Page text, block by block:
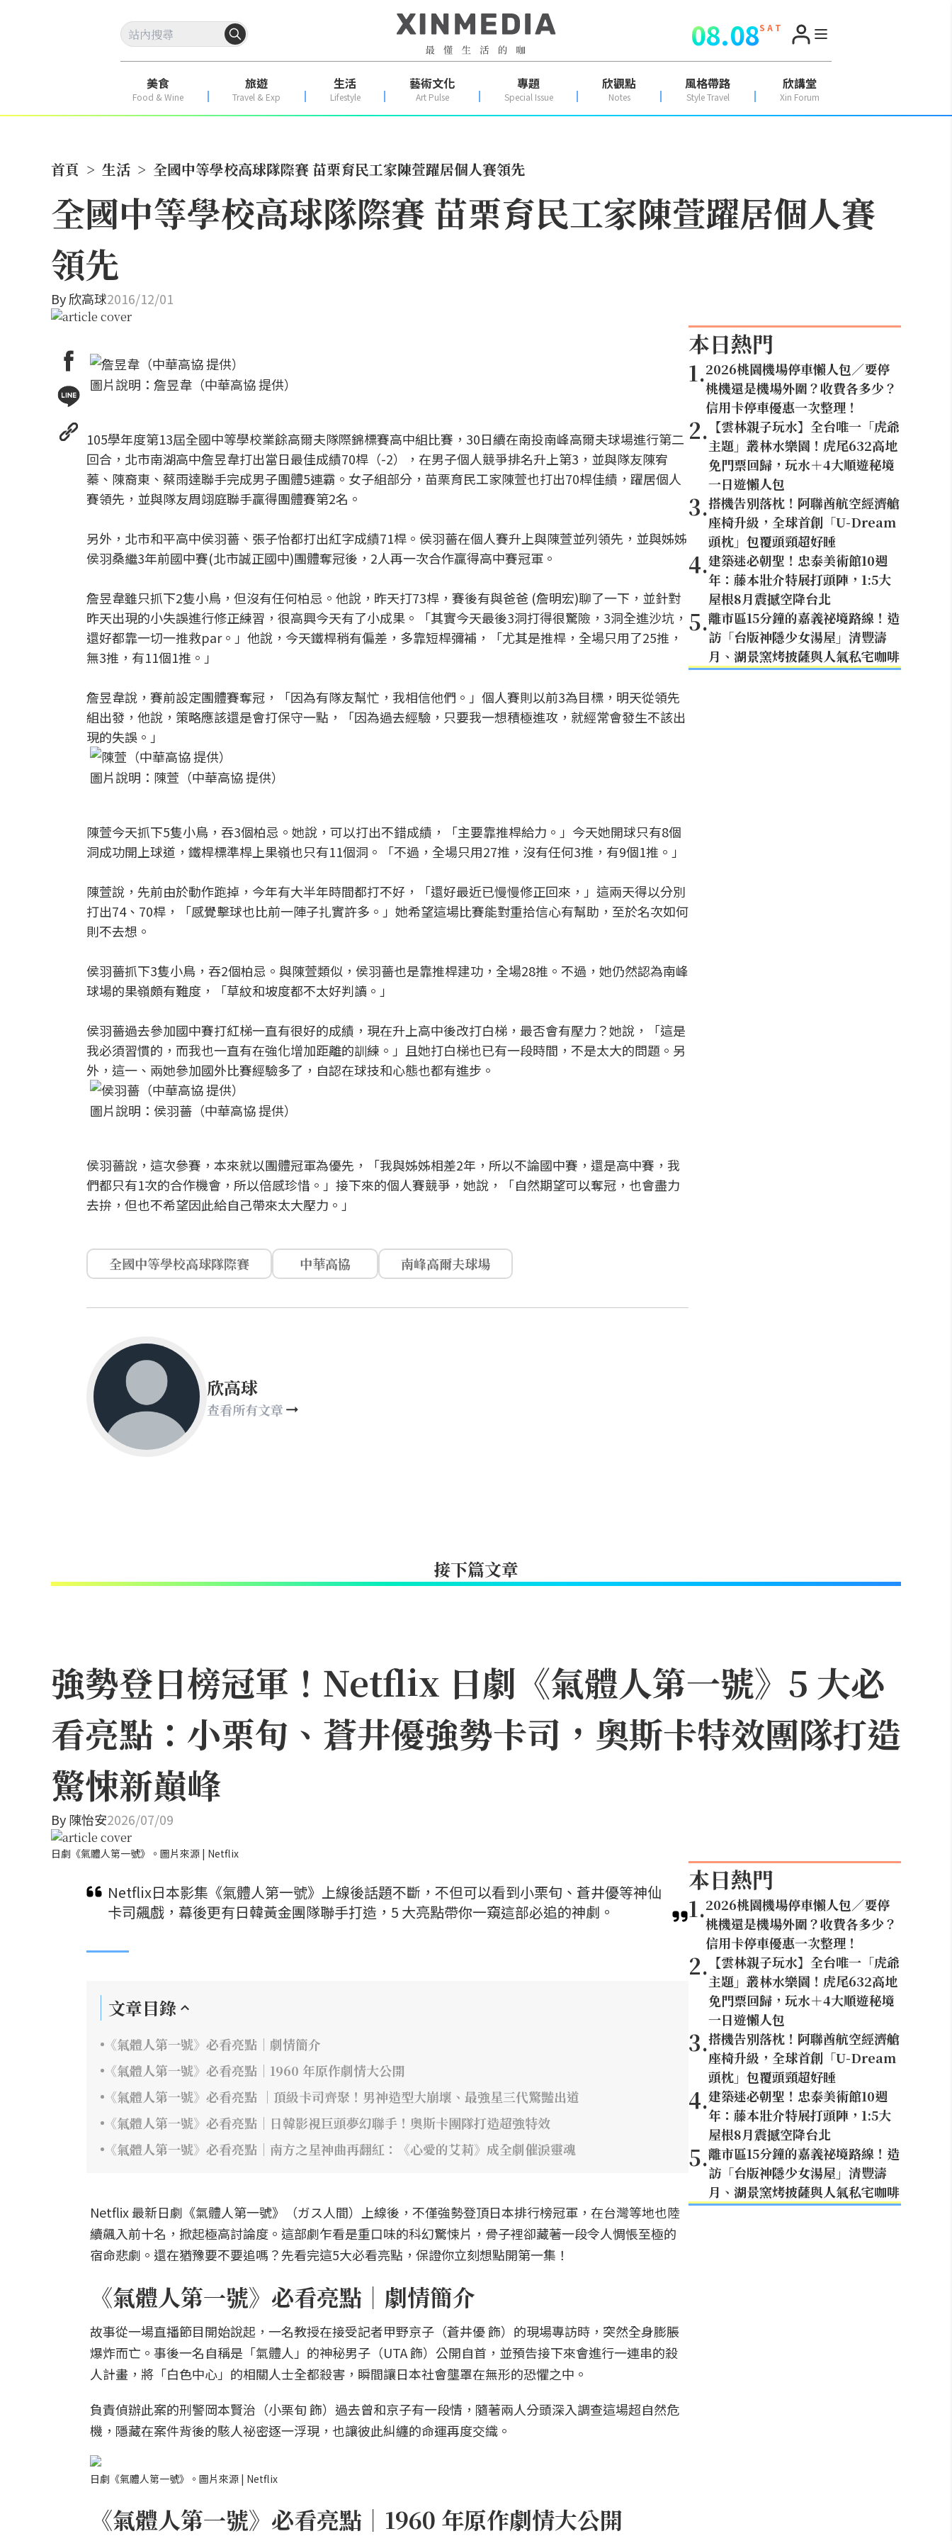
08.08S A T
美食
Food & Wine
旅遊
Travel & Exp
生活
Lifestyle
藝術文化
Art Pulse
專題
Special Issue
欣觀點
Notes
風格帶路
Style Travel
欣講堂
Xin Forum
首頁 > 生活 > 全國中等學校高球隊際賽 苗栗育民工家陳萱躍居個人賽領先
全國中等學校高球隊際賽 苗栗育民工家陳萱躍居個人賽
領先
By欣高球2016/12/01
圖片說明：詹昱韋（中華高協 提供）
105學年度第13屆全國中等學校業餘高爾夫隊際錦標賽高中組比賽，30日續在南投南峰高爾夫球場進行第二
回合，北市南湖高中詹昱韋打出當日最佳成績70桿（-2），在男子個人競爭排名升上第3，並與隊友陳宥
蓁、陳裔東、蔡雨達聯手完成男子團體5連霸。女子組部分，苗栗育民工家陳萱也打出70桿佳績，躍居個人
賽領先，並與隊友周翊庭聯手贏得團體賽第2名。
另外，北市和平高中侯羽薔、張子怡都打出紅字成績71桿。侯羽薔在個人賽升上與陳萱並列領先，並與姊姊
侯羽桑繼3年前國中賽(北市誠正國中)團體奪冠後，2人再一次合作贏得高中賽冠軍。
詹昱韋雖只抓下2隻小鳥，但沒有任何柏忌。他說，昨天打73桿，賽後有與爸爸 (詹明宏)聊了一下，並針對
昨天出現的小失誤進行修正練習，很高興今天有了小成果。「其實今天最後3洞打得很驚險，3洞全進沙坑，
還好都靠一切一推救par。」他說，今天鐵桿稍有偏差，多靠短桿彌補，「尤其是推桿，全場只用了25推，
無3推，有11個1推。」
詹昱韋說，賽前設定團體賽奪冠，「因為有隊友幫忙，我相信他們。」個人賽則以前3為目標，明天從領先
組出發，他說，策略應該還是會打保守一點，「因為過去經驗，只要我一想積極進攻，就經常會發生不該出
現的失誤。」
圖片說明：陳萱（中華高協 提供）
陳萱今天抓下5隻小鳥，吞3個柏忌。她說，可以打出不錯成績，「主要靠推桿給力。」今天她開球只有8個
洞成功開上球道，鐵桿標準桿上果嶺也只有11個洞。「不過，全場只用27推，沒有任何3推，有9個1推。」
陳萱說，先前由於動作跑掉，今年有大半年時間都打不好，「還好最近已慢慢修正回來，」這兩天得以分別
打出74、70桿，「感覺擊球也比前一陣子扎實許多。」她希望這場比賽能對重拾信心有幫助，至於名次如何
則不去想。
侯羽薔抓下3隻小鳥，吞2個柏忌。與陳萱類似，侯羽薔也是靠推桿建功，全場28推。不過，她仍然認為南峰
球場的果嶺頗有難度，「草紋和坡度都不太好判讀。」
侯羽薔過去參加國中賽打紅梯一直有很好的成績，現在升上高中後改打白梯，最否會有壓力？她說，「這是
我必須習慣的，而我也一直有在強化增加距離的訓練。」且她打白梯也已有一段時間，不是太大的問題。另
外，這一、兩她參加國外比賽經驗多了，自認在球技和心態也都有進步。
圖片說明：侯羽薔（中華高協 提供）
侯羽薔說，這次參賽，本來就以團體冠軍為優先，「我與姊姊相差2年，所以不論國中賽，還是高中賽，我
們都只有1次的合作機會，所以倍感珍惜。」接下來的個人賽競爭，她說，「自然期望可以奪冠，也會盡力
去拚，但也不希望因此給自己帶來太大壓力。」
全國中等學校高球隊際賽 中華高協 南峰高爾夫球場
欣高球
查看所有文章
本日熱門
1.2026桃園機場停車懶人包／要停
桃機還是機場外圍？收費各多少？
信用卡停車優惠一次整理！
2. 【雲林親子玩水】全台唯一「虎爺
主題」叢林水樂園！虎尾632高地
免門票回歸，玩水＋4大順遊秘境
一日遊懶人包
3.搭機告別落枕！阿聯酋航空經濟艙
座椅升級，全球首創「U-Dream
頭枕」包覆頭頸超好睡
4.建築迷必朝聖！忠泰美術館10週
年：藤本壯介特展打頭陣，1:5大
屋根8月震撼空降台北
5.離市區15分鐘的嘉義祕境路線！造
訪「台版神隱少女湯屋」清豐濤
月、湖景窯烤披薩與人氣私宅咖啡
接下篇文章
強勢登日榜冠軍！Netflix 日劇《氣體人第一號》5 大必
看亮點：小栗旬、蒼井優強勢卡司，奧斯卡特效團隊打造
驚悚新巔峰
By陳怡安2026/07/09
日劇《氣體人第一號》。圖片來源 | Netflix
Netflix日本影集《氣體人第一號》上線後話題不斷，不但可以看到小栗旬、蒼井優等神仙
卡司飆戲，幕後更有日韓黃金團隊聯手打造，5 大亮點帶你一窺這部必追的神劇。
文章目錄
《氣體人第一號》必看亮點｜劇情簡介
《氣體人第一號》必看亮點｜1960 年原作劇情大公開
《氣體人第一號》必看亮點 ｜頂級卡司齊聚！男神造型大崩壞、最強星三代驚豔出道
《氣體人第一號》必看亮點｜日韓影視巨頭夢幻聯手！奧斯卡團隊打造超強特效
《氣體人第一號》必看亮點｜南方之星神曲再翻紅：《心愛的艾莉》成全劇催淚靈魂
Netflix 最新日劇《氣體人第一號》（ガス人間）上線後，不僅強勢登頂日本排行榜冠軍，在台灣等地也陸
續飆入前十名，掀起極高討論度。這部劇乍看是重口味的科幻驚悚片，骨子裡卻藏著一段令人惆悵至極的
宿命悲劇。還在猶豫要不要追嗎？先看完這5大必看亮點，保證你立刻想點開第一集！
《氣體人第一號》必看亮點｜劇情簡介
故事從一場直播節目開始說起，一名教授在接受記者甲野京子（蒼井優 飾）的現場專訪時，突然全身膨脹
爆炸而亡。事後一名自稱是「氣體人」的神秘男子（UTA 飾）公開自首，並預告接下來會進行一連串的殺
人計畫，將「白色中心」的相關人士全都殺害，瞬間讓日本社會壟罩在無形的恐懼之中。
負責偵辦此案的刑警岡本賢治（小栗旬 飾）過去曾和京子有一段情，隨著兩人分頭深入調查這場超自然危
機，隱藏在案件背後的駭人祕密逐一浮現，也讓彼此糾纏的命運再度交織。
日劇《氣體人第一號》。圖片來源 | Netflix
《氣體人第一號》必看亮點｜1960 年原作劇情大公開
本日熱門
1.2026桃園機場停車懶人包／要停
桃機還是機場外圍？收費各多少？
信用卡停車優惠一次整理！
2. 【雲林親子玩水】全台唯一「虎爺
主題」叢林水樂園！虎尾632高地
免門票回歸，玩水＋4大順遊秘境
一日遊懶人包
3.搭機告別落枕！阿聯酋航空經濟艙
座椅升級，全球首創「U-Dream
頭枕」包覆頭頸超好睡
4.建築迷必朝聖！忠泰美術館10週
年：藤本壯介特展打頭陣，1:5大
屋根8月震撼空降台北
5.離市區15分鐘的嘉義祕境路線！造
訪「台版神隱少女湯屋」清豐濤
月、湖景窯烤披薩與人氣私宅咖啡